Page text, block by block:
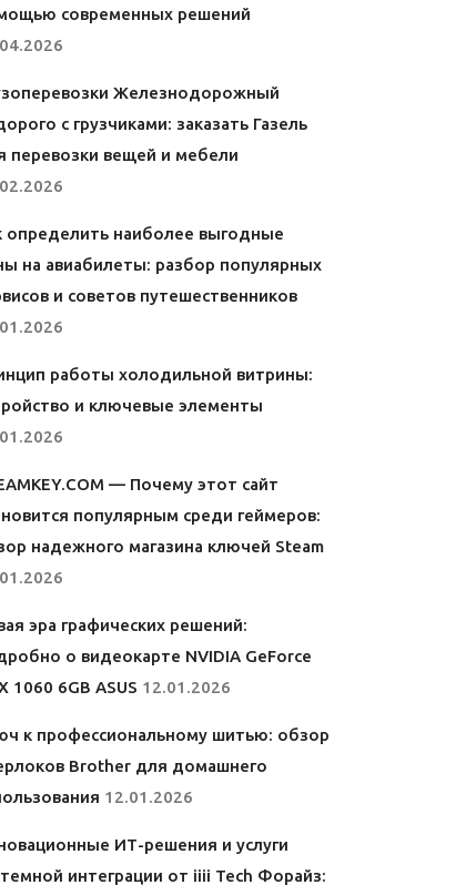
современных решений
Железнодорожный
с грузчиками: заказать Газель
перевозки вещей и мебели
определить наиболее выгодные
на авиабилеты: разбор популярных
и советов путешественников
работы холодильной витрины:
и ключевые элементы
— Почему этот сайт
популярным среди геймеров:
надежного магазина ключей Steam
эра графических решений:
о видеокарте NVIDIA GeForce
1060 6GB ASUS 12.01.2026
к профессиональному шитью: обзор
Brother для домашнего
12.01.2026
ИТ-решения и услуги
интеграции от iiii Tech Форайз: